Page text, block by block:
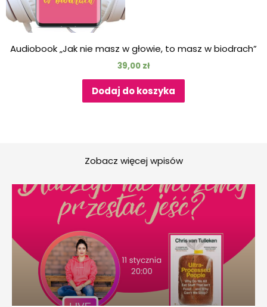
Audiobook „Jak nie masz w głowie, to masz w biodrach”
39,00 zł
Dodaj do koszyka
Zobacz więcej wpisów